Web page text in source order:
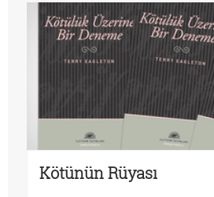
Kötünün Rüyası